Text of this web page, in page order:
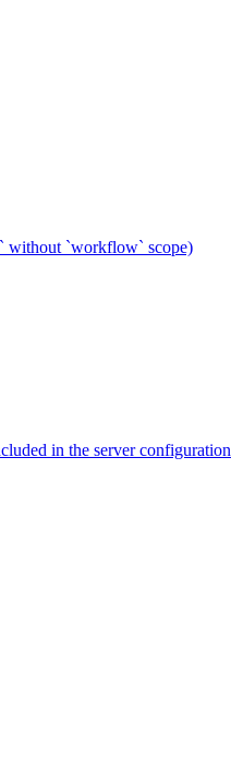
without `workflow` scope)
in the server configuration